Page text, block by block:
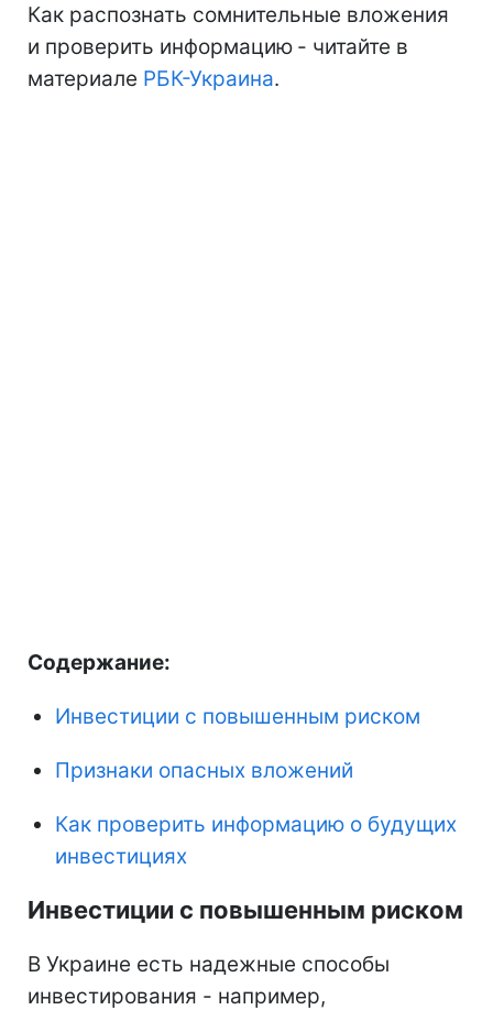
Как распознать сомнительные вложения
и проверить информацию - читайте в
материале РБК-Украина.
Содержание:
Инвестиции с повышенным риском
Признаки опасных вложений
Как проверить информацию о будущих
инвестициях
Инвестиции с повышенным риском
В Украине есть надежные способы
инвестирования - например,